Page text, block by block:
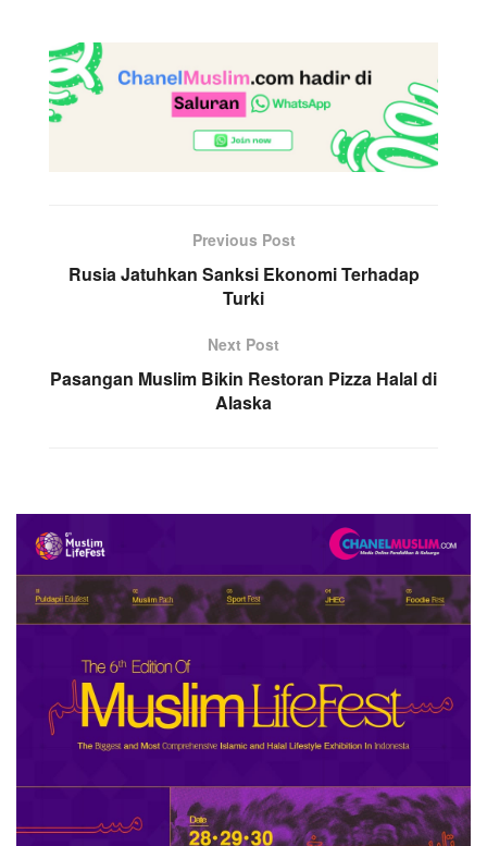
Previous Post
Rusia Jatuhkan Sanksi Ekonomi Terhadap
Turki
Next Post
Pasangan Muslim Bikin Restoran Pizza Halal di
Alaska